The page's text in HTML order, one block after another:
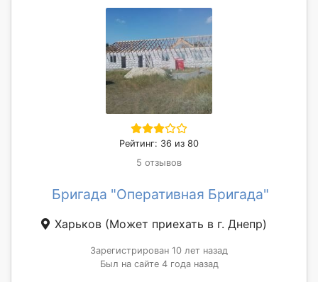
Рейтинг: 36 из 80
5 отзывов
Бригада "Оперативная Бригада"
Харьков (Может приехать в г. Днепр)
Зарегистрирован 10 лет назад
Был на сайте 4 года назад